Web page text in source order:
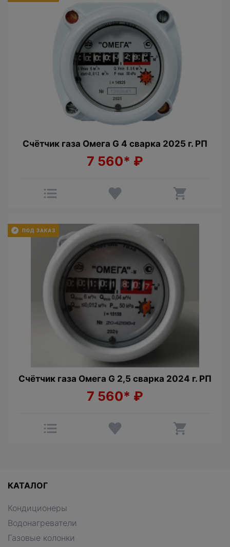
Счётчик газа Омега G 4 сварка 2025 г. РП
7 560* ₽
Счётчик газа Омега G 2,5 сварка 2024 г. РП
7 560* ₽
КАТАЛОГ
Кондиционеры
Водонагреватели
Газовые колонки